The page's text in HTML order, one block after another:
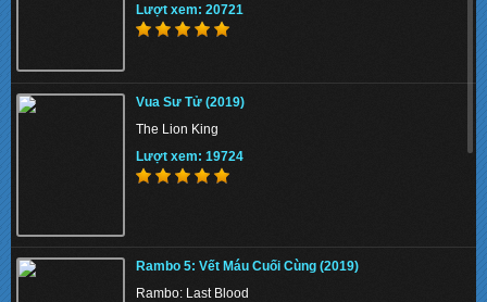
The Union 2024 - Liên minh tuyệt mật
Lượt xem: 159823
Thiên Nga Bóng Đêm S01 2022 - Eve
Lượt xem: 137179
Lượt xem: 20721
Vua Sư Tử (2019)
The Lion King
Lượt xem: 19724
Rambo 5: Vết Máu Cuối Cùng (2019)
Rambo: Last Blood